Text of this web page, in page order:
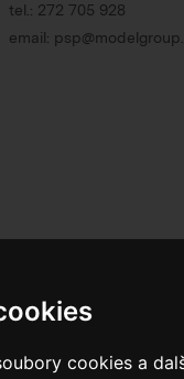
cookies a
tel.: 272 705 928
email:
800 10